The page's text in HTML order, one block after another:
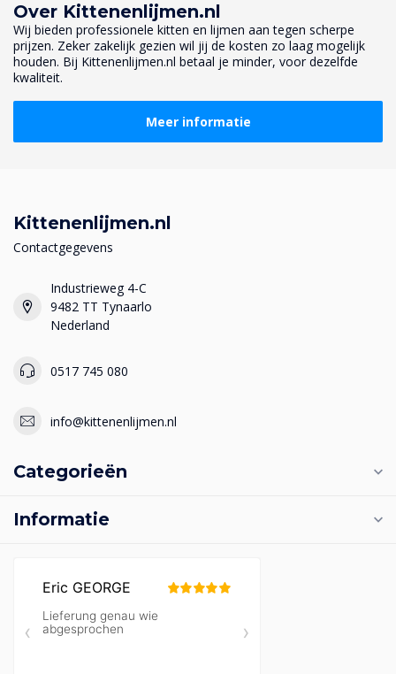
Over Kittenenlijmen.nl
Wij bieden professionele kitten en lijmen aan tegen scherpe
prijzen. Zeker zakelijk gezien wil jij de kosten zo laag mogelijk
houden. Bij Kittenenlijmen.nl betaal je minder, voor dezelfde
kwaliteit.
Meer informatie
Kittenenlijmen.nl
Contactgegevens
Industrieweg 4-C
9482 TT Tynaarlo
Nederland
0517 745 080
info@kittenenlijmen.nl
Categorieën
Informatie